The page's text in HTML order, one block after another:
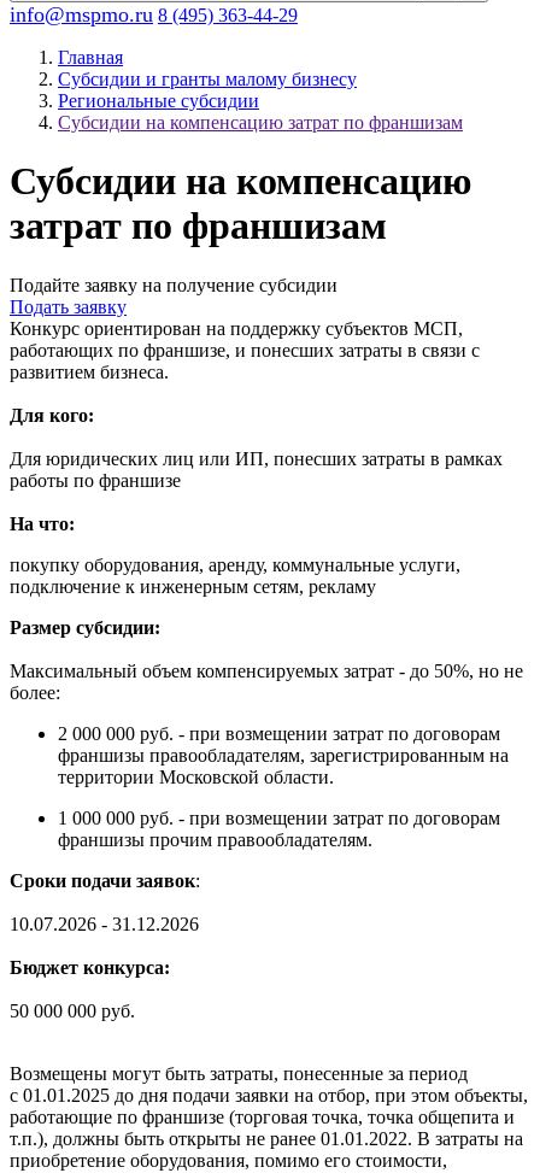
info@mspmo.ru 8 (495) 363-44-29
Главная
Субсидии и гранты малому бизнесу
Региональные субсидии
Субсидии на компенсацию затрат по франшизам
Субсидии на компенсацию
затрат по франшизам
Подайте заявку на получение субсидии
Подать заявку
Конкурс ориентирован на поддержку субъектов МСП,
работающих по франшизе, и понесших затраты в связи с
развитием бизнеса.
Для кого:
Для юридических лиц или ИП, понесших затраты в рамках
работы по франшизе
На что:
покупку оборудования, аренду, коммунальные услуги,
подключение к инженерным сетям, рекламу
Размер субсидии:
Максимальный объем компенсируемых затрат - до 50%, но не
более:
2 000 000 руб. - при возмещении затрат по договорам
франшизы правообладателям, зарегистрированным на
территории Московской области.
1 000 000 руб. - при возмещении затрат по договорам
франшизы прочим правообладателям.
Сроки подачи заявок:
10.07.2026 - 31.12.2026
Бюджет конкурса:
50 000 000 руб.
Возмещены могут быть затраты, понесенные за период
с 01.01.2025 до дня подачи заявки на отбор, при этом объекты,
работающие по франшизе (торговая точка, точка общепита и
т.п.), должны быть открыты не ранее 01.01.2022. В затраты на
приобретение оборудования, помимо его стоимости,